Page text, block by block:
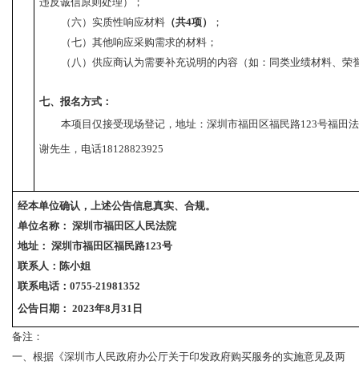
（六）实质性响应材料（共4项）
；
（七）其他响应采购需求的材料；
（八）供应商认为需要补充说明的内容（如：同类业绩材料、荣
七、报名方式：
本项目仅接受现场登记， 地址： 深圳市福田区福民路123号福田
谢先生，电话18128823925
经本单位确认，上述公告信息真实、合规。
单位名称： 深圳市福田区人民法院
地址： 深圳市福田区福民路123号
联系人：陈小姐
联系电话： 0755-21981352
公告日期： 2023年8 月 31 日
备注：
一、根据《深圳市人民政府办公厅关于印发政府购买服务的实施意见及两